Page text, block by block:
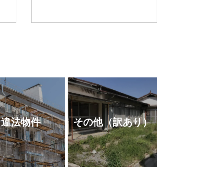
違法物件 その他（訳あり）